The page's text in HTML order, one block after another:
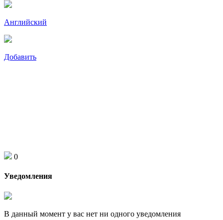
Английский
Добавить
0
Уведомления
В данный момент у вас нет ни одного уведомления